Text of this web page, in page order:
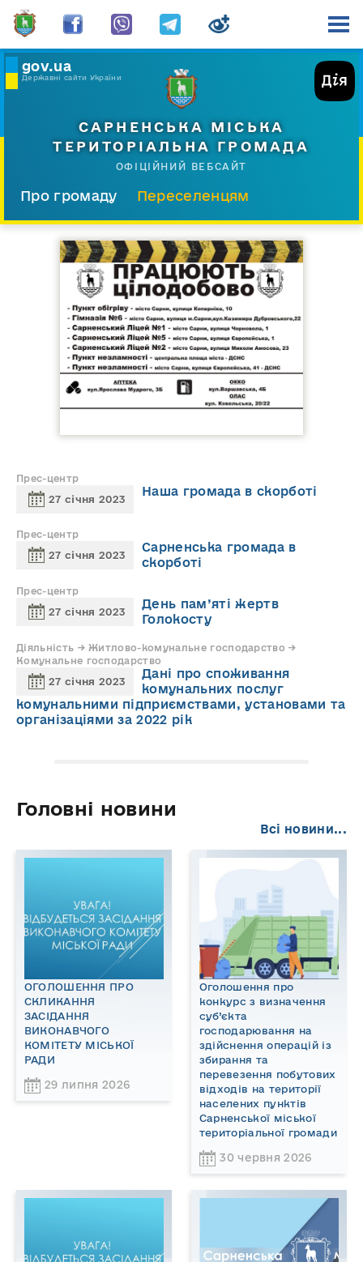
gov.ua
Державні сайти України
САРНЕНСЬКА МІСЬКА
ТЕРИТОРІАЛЬНА ГРОМАДА
ОФІЦІЙНИЙ ВЕБСАЙТ
Про громаду
Переселенцям
Прес-центр
Прес-центр
27 січня 2023
Наша громада в скорботі
Прес-центр
27 січня 2023
Сарненська громада в
скорботі
Прес-центр
27 січня 2023
День пам’яті жертв
Голокосту
Діяльність → Житлово-комунальне господарство →
Комунальне господарство
27 січня 2023
Дані про споживання
комунальних послуг
комунальними підприємствами, установами та
організаціями за 2022 рік
Головні новини
Всі новини...
ОГОЛОШЕННЯ ПРО
СКЛИКАННЯ
ЗАСІДАННЯ
ВИКОНАВЧОГО
КОМІТЕТУ МІСЬКОЇ
РАДИ
29 липня 2026
Оголошення про
конкурс з визначення
суб’єкта
господарювання на
здійснення операцій із
збирання та
перевезення побутових
відходів на території
населених пунктів
Сарненської міської
територіальної громади
30 червня 2026